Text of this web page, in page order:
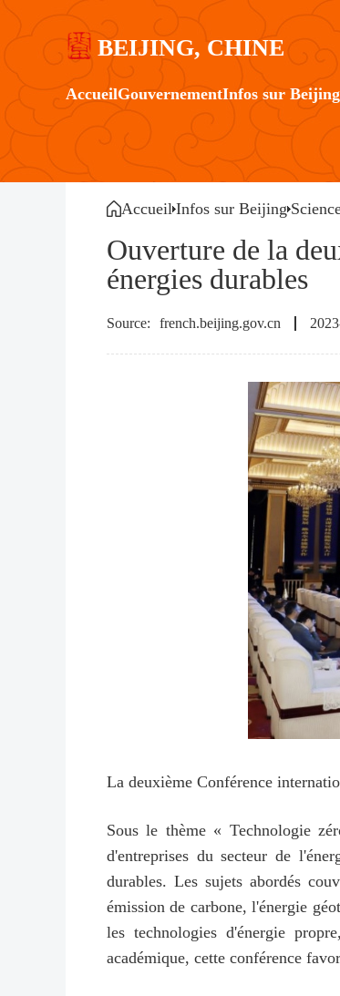
BEIJING, CHINE
AccueilGouvernementInfos sur Beijing
Accueil Infos sur Beijing
Ouverture de la
énergies durables
french.beijing.gov.cn
La deuxième Conférence
Sous le thème « Technologie
d'entreprises du secteur de
durables. Les sujets abordés
émission de carbone, l'énergie
les technologies d'énergie
académique, cette conférence